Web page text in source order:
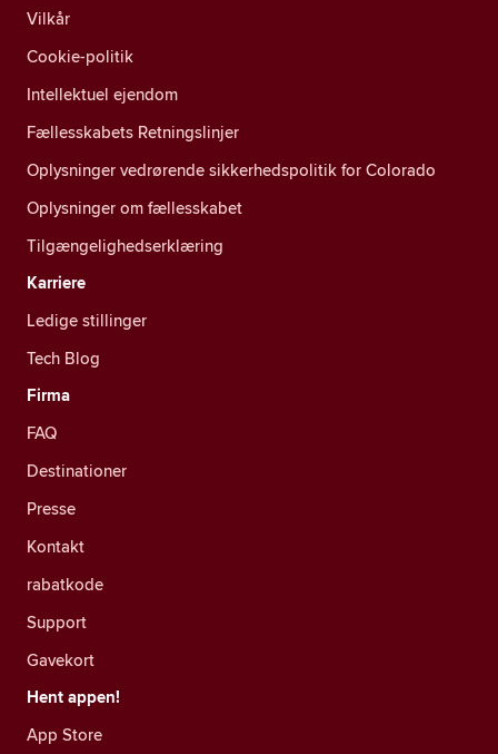
Vilkår
Cookie-politik
Intellektuel ejendom
Fællesskabets Retningslinjer
Oplysninger vedrørende sikkerhedspolitik for Colorado
Oplysninger om fællesskabet
Tilgængelighedserklæring
Karriere
Ledige stillinger
Tech Blog
Firma
FAQ
Destinationer
Presse
Kontakt
rabatkode
Support
Gavekort
Hent appen!
App Store